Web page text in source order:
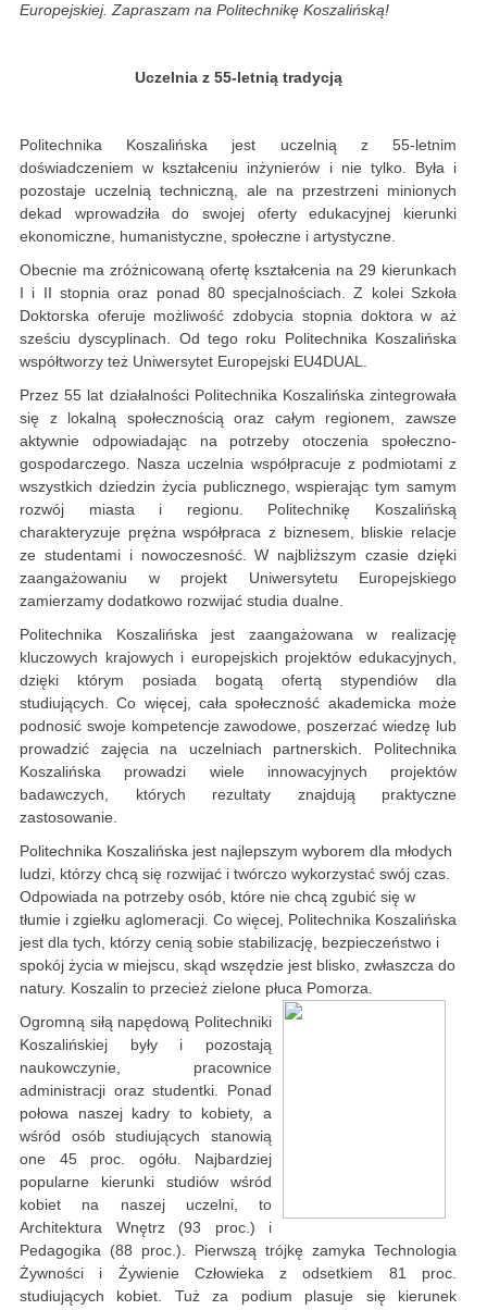
Europejskiej. Zapraszam na Politechnikę Koszalińską!
Uczelnia z 55-letnią tradycją
Politechnika Koszalińska jest uczelnią z 55-letnim
doświadczeniem w kształceniu inżynierów i nie tylko. Była i
pozostaje uczelnią techniczną, ale na przestrzeni minionych
dekad wprowadziła do swojej oferty edukacyjnej kierunki
ekonomiczne, humanistyczne, społeczne i artystyczne.
Obecnie ma zróżnicowaną ofertę kształcenia na 29 kierunkach
I i II stopnia oraz ponad 80 specjalnościach. Z kolei Szkoła
Doktorska oferuje możliwość zdobycia stopnia doktora w aż
sześciu dyscyplinach. Od tego roku Politechnika Koszalińska
współtworzy też Uniwersytet Europejski EU4DUAL.
Przez 55 lat działalności Politechnika Koszalińska zintegrowała
się z lokalną społecznością oraz całym regionem, zawsze
aktywnie odpowiadając na potrzeby otoczenia społeczno-
gospodarczego. Nasza uczelnia współpracuje z podmiotami z
wszystkich dziedzin życia publicznego, wspierając tym samym
rozwój miasta i regionu. Politechnikę Koszalińską
charakteryzuje prężna współpraca z biznesem, bliskie relacje
ze studentami i nowoczesność. W najbliższym czasie dzięki
zaangażowaniu w projekt Uniwersytetu Europejskiego
zamierzamy dodatkowo rozwijać studia dualne.
Politechnika Koszalińska jest zaangażowana w realizację
kluczowych krajowych i europejskich projektów edukacyjnych,
dzięki którym posiada bogatą ofertą stypendiów dla
studiujących. Co więcej, cała społeczność akademicka może
podnosić swoje kompetencje zawodowe, poszerzać wiedzę lub
prowadzić zajęcia na uczelniach partnerskich. Politechnika
Koszalińska prowadzi wiele innowacyjnych projektów
badawczych, których rezultaty znajdują praktyczne
zastosowanie.
Politechnika Koszalińska jest najlepszym wyborem dla młodych
ludzi, którzy chcą się rozwijać i twórczo wykorzystać swój czas.
Odpowiada na potrzeby osób, które nie chcą zgubić się w
tłumie i zgiełku aglomeracji. Co więcej, Politechnika Koszalińska
jest dla tych, którzy cenią sobie stabilizację, bezpieczeństwo i
spokój życia w miejscu, skąd wszędzie jest blisko, zwłaszcza do
natury. Koszalin to przecież zielone płuca Pomorza.
Ogromną siłą napędową Politechniki
Koszalińskiej były i pozostają
naukowczynie, pracownice
administracji oraz studentki. Ponad
połowa naszej kadry to kobiety, a
wśród osób studiujących stanowią
one 45 proc. ogółu. Najbardziej
popularne kierunki studiów wśród
kobiet na naszej uczelni, to
Architektura Wnętrz (93 proc.) i
Pedagogika (88 proc.). Pierwszą trójkę zamyka Technologia
Żywności i Żywienie Człowieka z odsetkiem 81 proc.
studiujących kobiet. Tuż za podium plasuje się kierunek